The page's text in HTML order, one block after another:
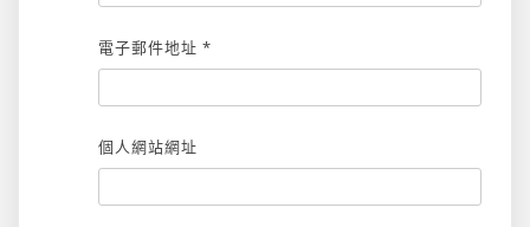
電子郵件地址 *
個人網站網址